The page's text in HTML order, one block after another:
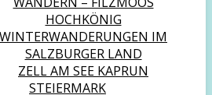
HOCHKÖNIG
WINTERWANDERUNGEN IM
SALZBURGER LAND
ZELL AM SEE KAPRUN
STEIERMARK